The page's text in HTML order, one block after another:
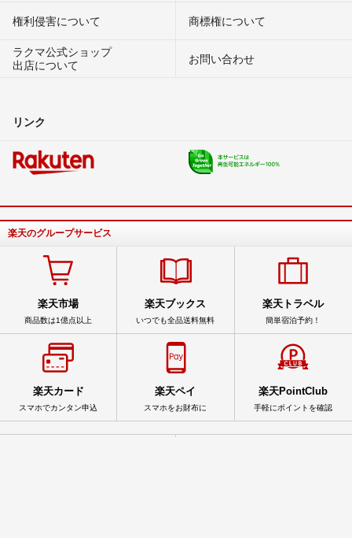
権利侵害について
商標権について
ラクマ公式ショップ
出店について
お問い合わせ
リンク
楽天のグループサービス
楽天市場
商品数は1億点以上
楽天ブックス
いつでも全品送料無料
楽天トラベル
簡単宿泊予約！
楽天カード
スマホでカンタン申込
楽天ペイ
スマホをお財布に
楽天PointClub
手軽にポイントを確認